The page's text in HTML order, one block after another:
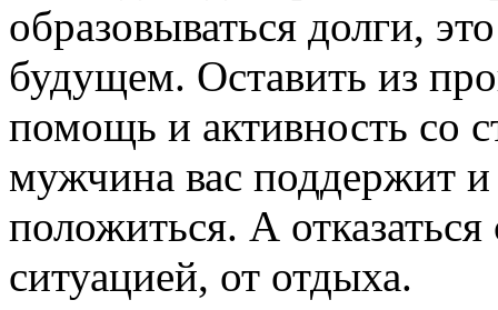
образовываться долги,
будущем. Оставить из
помощь и активность со
мужчина вас поддержит
положиться. А
ситуацией, от отдыха.